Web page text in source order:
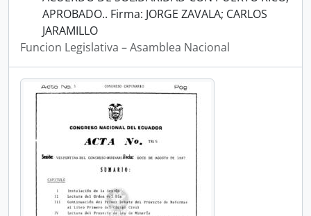
APROBADO.. Firma: JORGE ZAVALA; CARLOS
JARAMILLO
Funcion Legislativa – Asamblea Nacional